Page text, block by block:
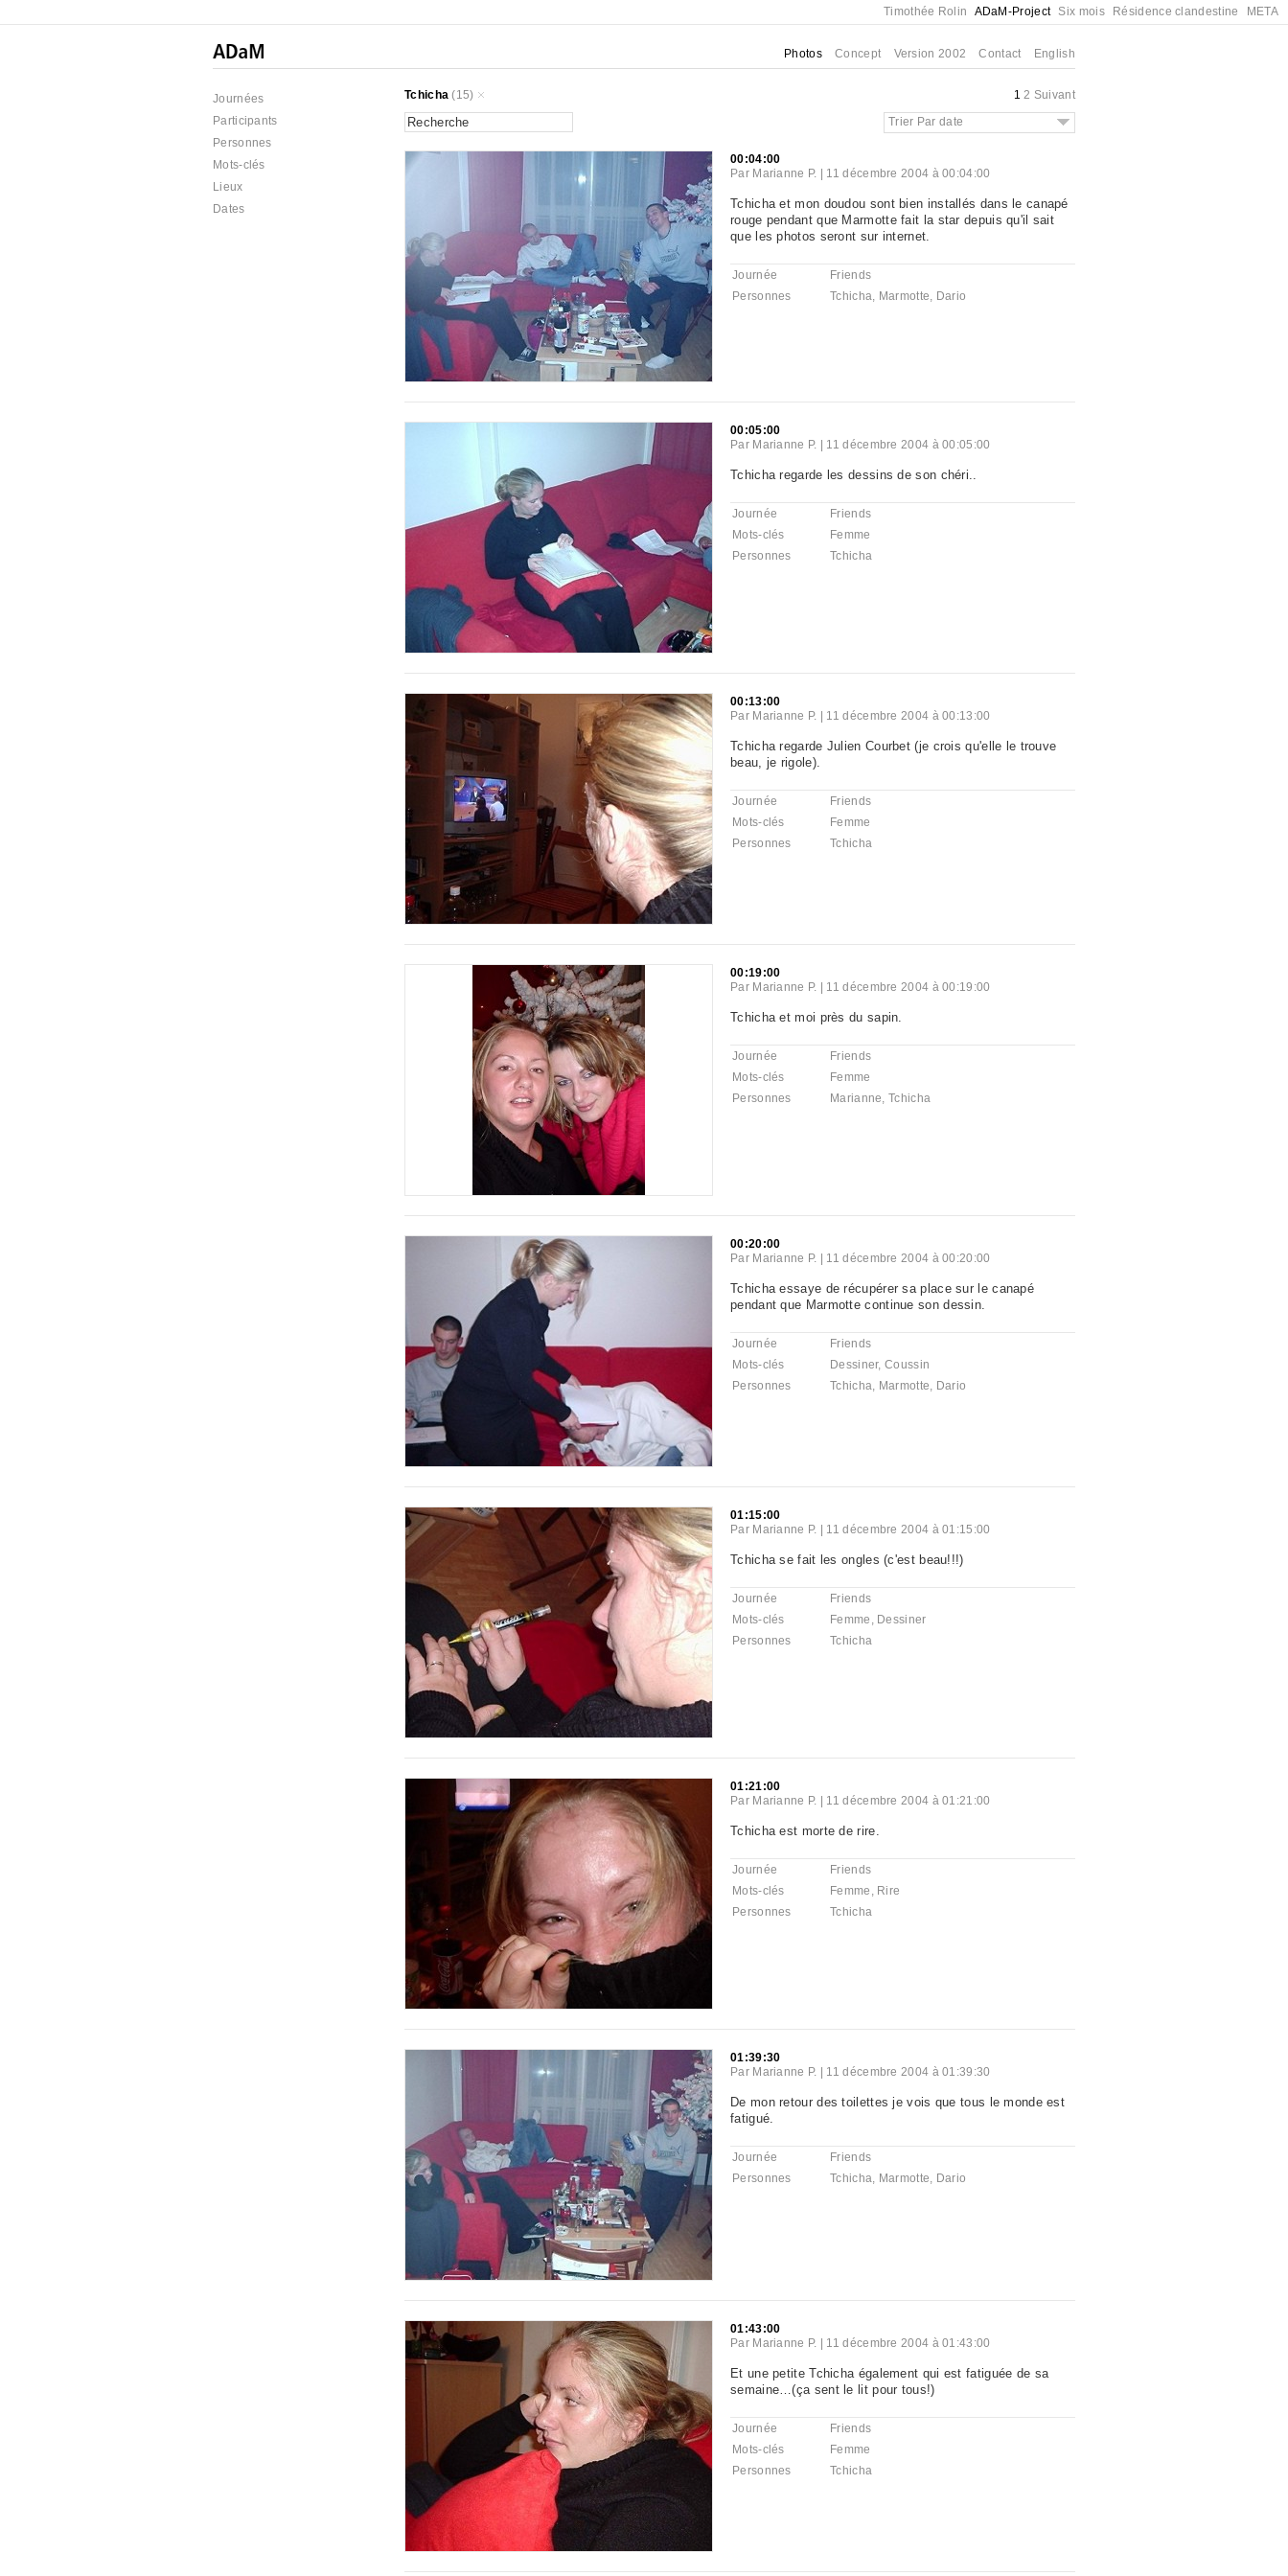
Timothée Rolin ADaM-Project Six mois Résidence clandestine META
Photos Concept Version 2002 Contact English
Journées
Participants
Personnes
Mots-clés
Lieux
Dates
Tchicha (15) 1 2 Suivant
Trier Par date
00:04:00
Par Marianne P. 11 décembre 2004 à 00:04:00
Tchicha et mon doudou sont bien installés dans le canapé
rouge pendant que Marmotte fait la star depuis qu'il sait
que les photos seront sur internet.
Journée
Friends
Personnes
Tchicha, Marmotte, Dario
00:05:00
Par Marianne P. 11 décembre 2004 à 00:05:00
Tchicha regarde les dessins de son chéri..
Journée
Friends
Mots-clés
Femme
Personnes
Tchicha
00:13:00
Par Marianne P. 11 décembre 2004 à 00:13:00
Tchicha regarde Julien Courbet (je crois qu'elle le trouve
beau, je rigole).
Journée
Friends
Mots-clés
Femme
Personnes
Tchicha
00:19:00
Par Marianne P. 11 décembre 2004 à 00:19:00
Tchicha et moi près du sapin.
Journée
Friends
Mots-clés
Femme
Personnes
Marianne,Tchicha
00:20:00
Par Marianne P. 11 décembre 2004 à 00:20:00
Tchicha essaye de récupérer sa place sur le canapé
pendant que Marmotte continue son dessin.
Journée
Friends
Mots-clés
Dessiner,Coussin
Personnes
Tchicha, Marmotte, Dario
01:15:00
Par Marianne P. 11 décembre 2004 à 01:15:00
Tchicha se fait les ongles (c'est beau!!!)
Journée
Friends
Mots-clés
Femme , Dessiner
Personnes
Tchicha
01:21:00
Par Marianne P. 11 décembre 2004 à 01:21:00
Tchicha est morte de rire.
Journée
Friends
Mots-clés
Femme , Rire
Personnes
Tchicha
01:39:30
Par Marianne P. 11 décembre 2004 à 01:39:30
De mon retour des toilettes je vois que tous le monde est
fatigué.
Journée
Friends
Personnes
Tchicha, Marmotte, Dario
01:43:00
Par Marianne P. 11 décembre 2004 à 01:43:00
Et une petite Tchicha également qui est fatiguée de sa
semaine…(ça sent le lit pour tous!)
Journée
Friends
Mots-clés
Femme
Personnes
Tchicha